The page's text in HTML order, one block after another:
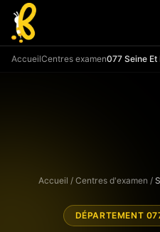
Aller au contenu principal
AccueilCentres examen077 Seine Et
Accueil / Centres d'examen /
DÉPARTEMENT